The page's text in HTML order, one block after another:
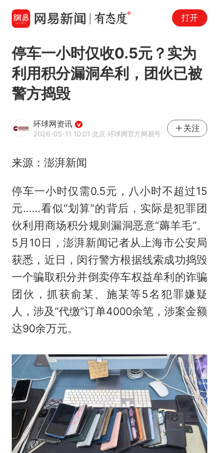
打开
停车一小时仅收0.5元？实为
利用积分漏洞牟利，团伙已被
警方捣毁
环球网资讯
2026-05-11 10:01·北京·环球网官方网易号
关注
来源：澎湃新闻
停车一小时仅需0.5元，八小时不超过15
元......看似“划算”的背后，实际是犯罪团
伙利用商场积分规则漏洞恶意“薅羊毛”。
5月10日，澎湃新闻记者从上海市公安局
获悉，近日，闵行警方根据线索成功捣毁
一个骗取积分并倒卖停车权益牟利的诈骗
团伙，抓获俞某、施某等5名犯罪嫌疑
人，涉及“代缴”订单4000余笔，涉案金额
达90余万元。